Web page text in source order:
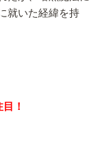
就いた経緯を持
！